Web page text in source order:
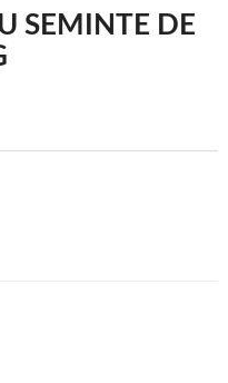
SEMINTE DE